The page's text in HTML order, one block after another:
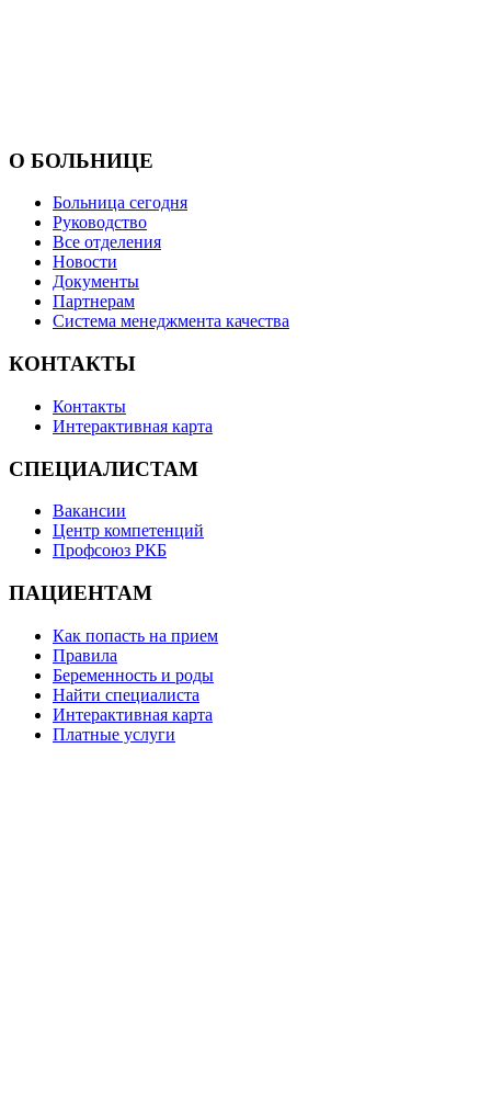
О БОЛЬНИЦЕ
Больница сегодня
Руководство
Все отделения
Новости
Документы
Партнерам
Система менеджмента качества
КОНТАКТЫ
Контакты
Интерактивная карта
СПЕЦИАЛИСТАМ
Вакансии
Центр компетенций
Профсоюз РКБ
ПАЦИЕНТАМ
Как попасть на прием
Правила
Беременность и роды
Найти специалиста
Интерактивная карта
Платные услуги